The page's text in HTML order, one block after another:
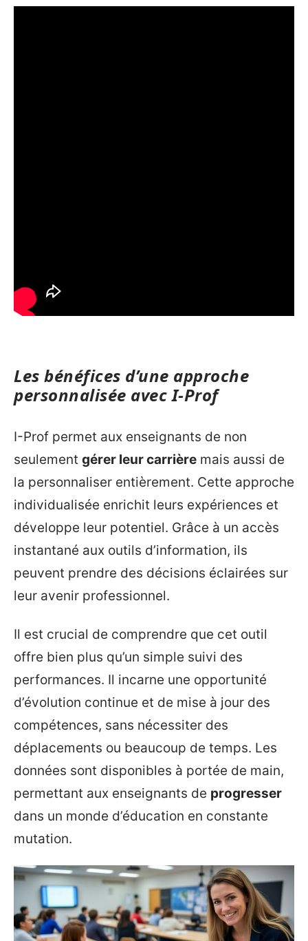
Les bénéfices d’une approche
personnalisée avec I-Prof
I-Prof permet aux enseignants de non
seulement gérer leur carrière mais aussi de
la personnaliser entièrement. Cette approche
individualisée enrichit leurs expériences et
développe leur potentiel. Grâce à un accès
instantané aux outils d’information, ils
peuvent prendre des décisions éclairées sur
leur avenir professionnel.
Il est crucial de comprendre que cet outil
offre bien plus qu’un simple suivi des
performances. Il incarne une opportunité
d’évolution continue et de mise à jour des
compétences, sans nécessiter des
déplacements ou beaucoup de temps. Les
données sont disponibles à portée de main,
permettant aux enseignants de progresser
dans un monde d’éducation en constante
mutation.